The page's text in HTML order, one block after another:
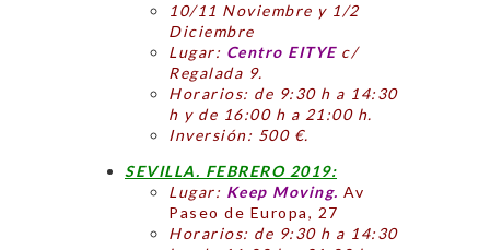
10/11 Noviembre y 1/2
Diciembre
Lugar: Centro EITYEc/
Regalada 9.
Horarios: de 9:30 h a 14:30
h y de 16:00 h a 21:00 h.
Inversión: 500 €.
SEVILLA. FEBRERO 2019:
Lugar: Keep Moving. Av
Paseo de Europa, 27
Horarios: de 9:30 h a 14:30